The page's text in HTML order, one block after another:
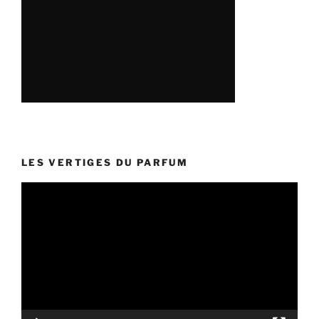
LES VERTIGES DU PARFUM